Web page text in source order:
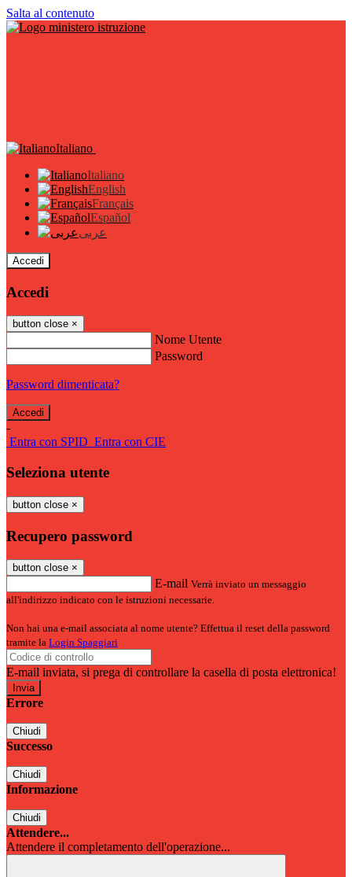
Salta al contenuto
Italiano
Italiano
English
Français
Español
عربى
Accedi
Accedi
button close ×
Nome Utente
Password
Password dimenticata?
-
Entra con SPID Entra con CIE
Seleziona utente
button close ×
Recupero password
button close ×
E-mail Verrà inviato un messaggio
all'indirizzo indicato con le istruzioni necessarie.
Non hai una e-mail associata al nome utente? Effettua il reset della password
tramite la Login Spaggiari
E-mail inviata, si prega di controllare la casella di posta elettronica!
Errore
Chiudi
Successo
Chiudi
Informazione
Chiudi
Attendere...
Attendere il completamento dell'operazione...